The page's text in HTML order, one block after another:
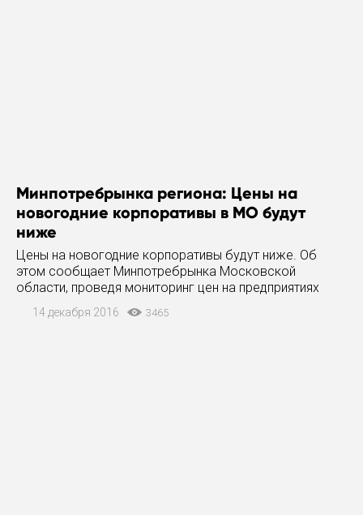
Минпотребрынка региона: Цены на
новогодние корпоративы в МО будут
ниже
Цены на новогодние корпоративы будут ниже. Об
этом сообщает Минпотребрынка Московской
области, проведя мониторинг цен на предприятиях
общественного питания. Как сообщается, средний чек
на новогодний корпоратив в этом году составит 2 350
14 декабря 2016 3465